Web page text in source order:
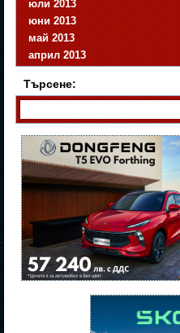
юли 2013
юни 2013
май 2013
април 2013
Търсене: